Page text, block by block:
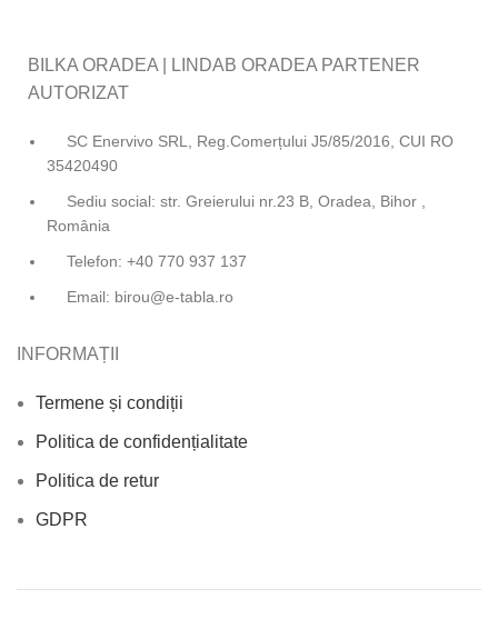
BILKA ORADEA | LINDAB ORADEA PARTENER
AUTORIZAT
SC Enervivo SRL, Reg.Comerțului J5/85/2016, CUI RO
35420490
Sediu social: str. Greierului nr.23 B, Oradea, Bihor ,
România
Telefon: +40 770 937 137
Email: birou@e-tabla.ro
INFORMAȚII
Termene și condiții
Politica de confidențialitate
Politica de retur
GDPR